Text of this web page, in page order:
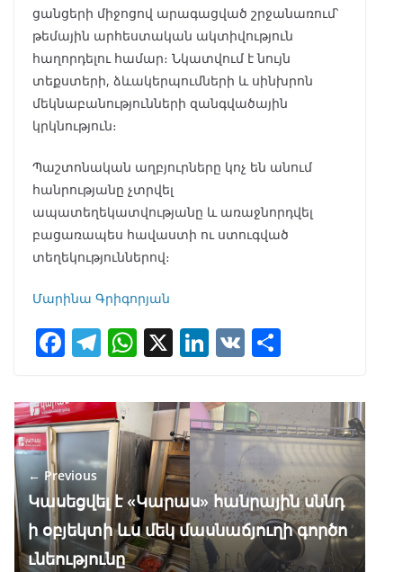
ցանցերի միջոցով արագացված շրջանառում՝
թեմային արհեստական ակտիվություն
հաղորդելու համար։ Նկատվում է նույն
տեքստերի, ձևակերպումների և սինխրոն
մեկնաբանությունների զանգվածային
կրկնություն։
Պաշտոնական աղբյուրները կոչ են անում
հանրությանը չտրվել
ապատեղեկատվությանը և առաջնորդվել
բացառապես հավաստի ու ստուգված
տեղեկություններով։
Մարինա Գրիգորյան
F
e
b
o
o
k
T
e
gr
a
m
W
at
s
A
p
p
X Li
k
e
dI
n
V
ar
e
← Previous
Կասեցվել է «Կարաս» հանրային սննդ
ի օբյեկտի ևս մեկ մասնաճյուղի գործո
ւնեությունը